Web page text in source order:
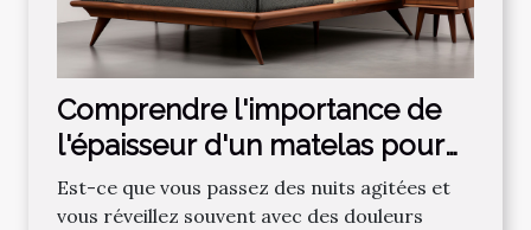
Comprendre l'importance de
l'épaisseur d'un matelas pour
un sommeil optimal
Est-ce que vous passez des nuits agitées et
vous réveillez souvent avec des douleurs